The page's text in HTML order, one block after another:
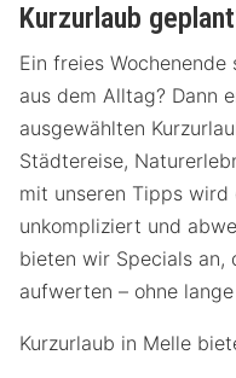
Kurzurlaub
Ein freies
aus dem Alltag? Dann
ausgewählten
Städtereise,
mit unseren Tipps wird
unkompliziert und
bieten wir Specials an,
aufwerten – ohne
Kurzurlaub in Melle